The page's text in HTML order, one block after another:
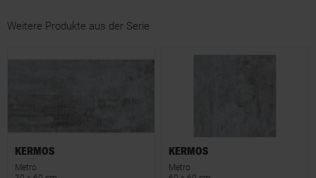
Weitere Produkte aus der Serie
KERMOS
Metro
KERMOS
Metro